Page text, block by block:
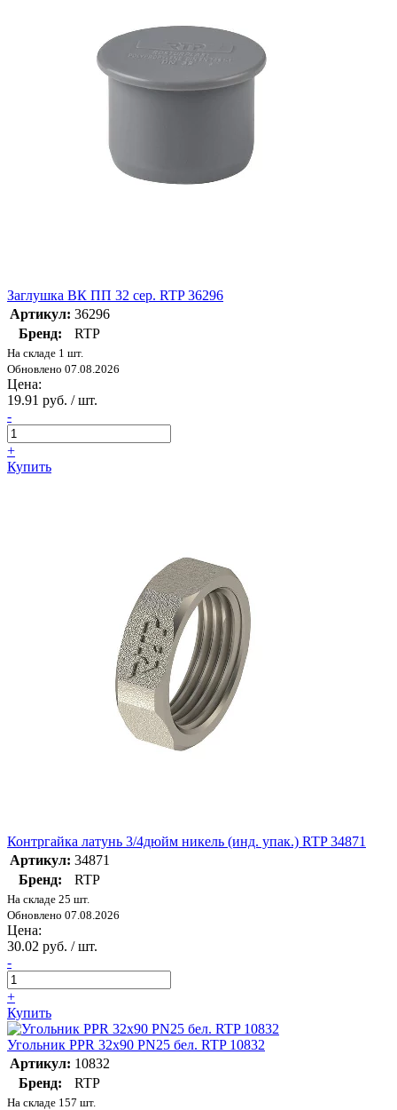
Заглушка ВК ПП 32 сер. RTP 36296
Артикул: 36296
Бренд:
RTP
На складе 1 шт.
Обновлено 07.08.2026
Цена:
19.91 руб. / шт.
-
+
Купить
Контргайка латунь 3/4дюйм никель (инд. упак.) RTP 34871
Артикул: 34871
Бренд:
RTP
На складе 25 шт.
Обновлено 07.08.2026
Цена:
30.02 руб. / шт.
-
+
Купить
Угольник PPR 32х90 PN25 бел. RTP 10832
Артикул: 10832
Бренд:
RTP
На складе 157 шт.